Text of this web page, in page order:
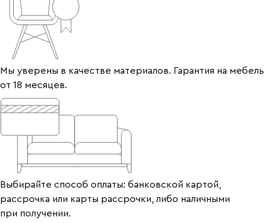
Мы уверены в качестве материалов. Гарантия на мебель
от 18 месяцев.
Выбирайте способ оплаты: банковской картой,
рассрочка или карты рассрочки, либо наличными
при получении.